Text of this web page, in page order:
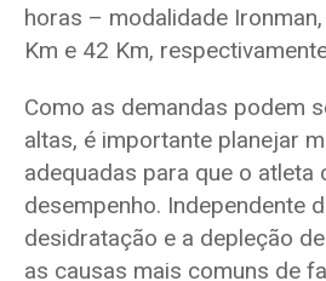
horas – modalidade
Km e 42 Km,
Como as demandas podem
altas, é importante planejar
adequadas para que o atleta
desempenho. Independente
desidratação e a depleção
as causas mais comuns ​​de